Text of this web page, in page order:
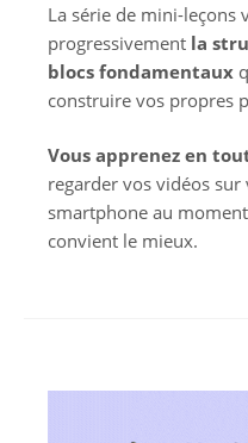
La série de mini-leçons
progressivement la
blocs fondamentaux
construire vos propres
Vous apprenez en
regarder vos vidéos
smartphone au
convient le mieux.